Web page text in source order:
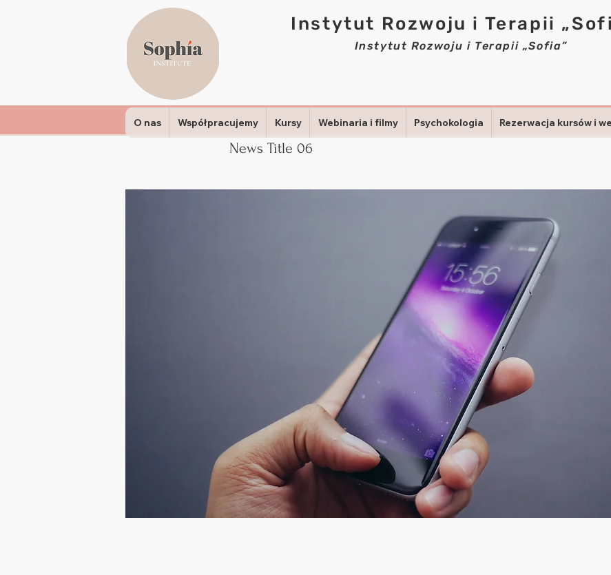
Instytut Rozwoju i Terapii
Instytut Rozwoju i Terapii „Sofia”
O nas Współpracujemy Kursy Webinaria i filmy Psychokologia Rezerwacja kursów i
News Title 06